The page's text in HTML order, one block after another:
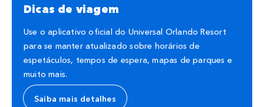
Dicas de viagem
Use o aplicativo oficial do Universal Orlando Resort
para se manter atualizado sobre horários de
espetáculos, tempos de espera, mapas de parques e
muito mais.
Saiba mais detalhes